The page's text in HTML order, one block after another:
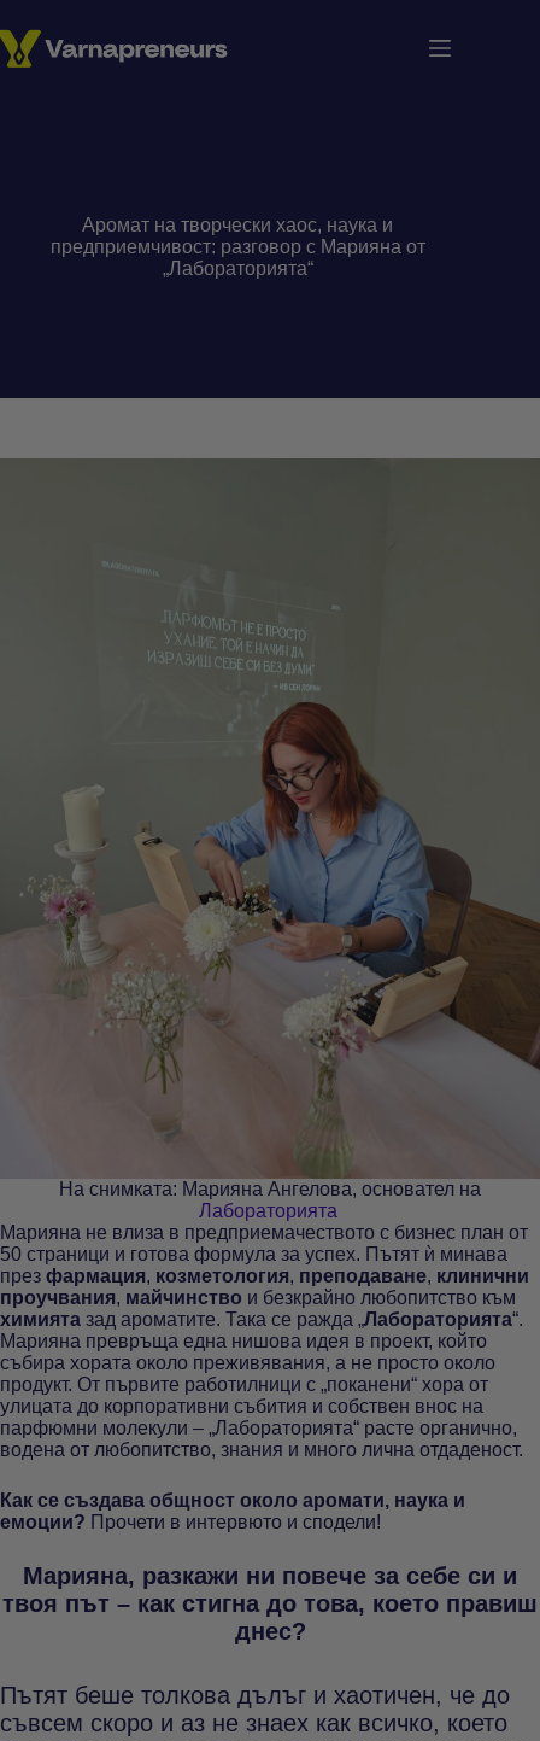
to
content
Аромат на творчески хаос, наука и
предприемчивост: разговор с Марияна от
„Лабораторията“
На снимката: Марияна Ангелова, основател на
Лабораторията
Марияна не влиза в предприемачеството с бизнес план от
50 страници и готова формула за успех. Пътят ѝ минава
през фармация, козметология, преподаване, клинични
проучвания, майчинство и безкрайно любопитство към
химията зад ароматите. Така се ражда „Лабораторията“.
Марияна превръща една нишова идея в проект, който
събира хората около преживявания, а не просто около
продукт. От първите работилници с „поканени“ хора от
улицата до корпоративни събития и собствен внос на
парфюмни молекули – „Лабораторията“ расте органично,
водена от любопитство, знания и много лична отдаденост.
Как се създава общност около аромати, наука и
емоции? Прочети в интервюто и сподели!
Марияна, разкажи ни повече за себе си и
твоя път – как стигна до това, което правиш
днес?
Пътят беше толкова дълъг и хаотичен, че до
съвсем скоро и аз не знаех как всичко, което